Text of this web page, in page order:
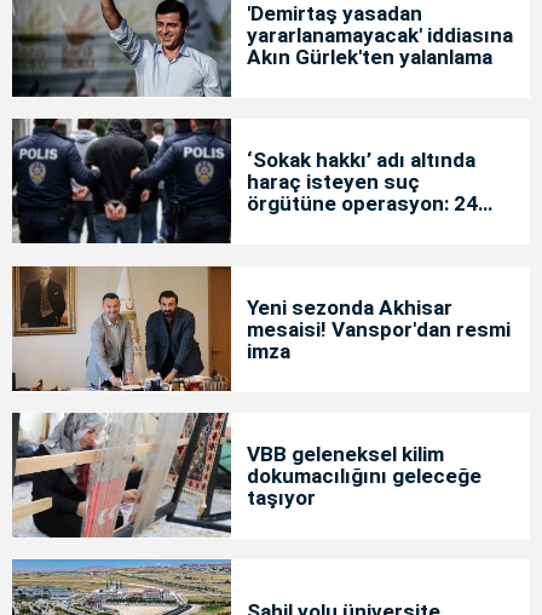
'Demirtaş yasadan
yararlanamayacak' iddiasına
Akın Gürlek'ten yalanlama
‘Sokak hakkı’ adı altında
haraç isteyen suç
örgütüne operasyon: 24
Yeni sezonda Akhisar
mesaisi! Vanspor'dan resmi
imza
VBB geleneksel kilim
dokumacılığını geleceğe
taşıyor